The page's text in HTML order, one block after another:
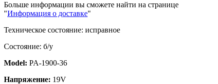
Больше информации вы сможете найти на странице
"Информация о доставке"
Техническое состояние: исправное
Состояние: б/у
Model: PA-1900-36
Напряжение: 19V